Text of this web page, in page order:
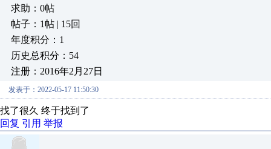
求助：0帖
帖子：1帖 | 15回
年度积分：1
历史总积分：54
注册：2016年2月27日
发表于：2022-05-17 11:50:30
找了很久 终于找到了
回复 引用 举报